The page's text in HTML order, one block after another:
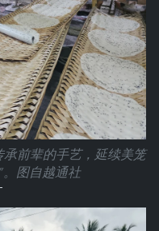
前辈的手艺，延续美笼
。图自越通社